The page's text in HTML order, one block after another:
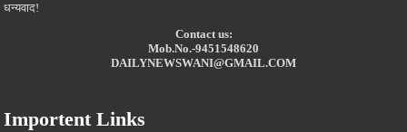
धन्यवाद!
Contact us:
Mob.No.-9451548620
DAILYNEWSWANI@GMAIL.COM
Importent Links